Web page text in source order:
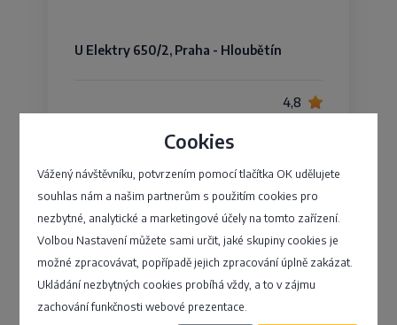
Cookies
Vážený návštěvníku, potvrzením pomocí tlačítka OK udělujete
souhlas nám a našim partnerům s použitím cookies pro
nezbytné, analytické a marketingové účely na tomto zařízení.
Volbou Nastavení můžete sami určit, jaké skupiny cookies je
možné zpracovávat, popřípadě jejich zpracování úplně zakázat.
Ukládání nezbytných cookies probíhá vždy, a to v zájmu
zachování funkčnosti webové prezentace.
U Elektry 650/2, Praha - Hloubětín
4,8
BTH Slavičín, spol. s r.o.
Mladotické nábřeží 849, Slavičín -
Slavičín